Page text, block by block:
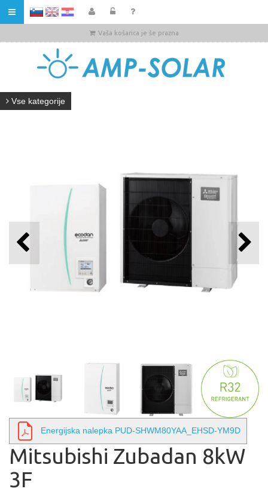
HR
Vaša košarica je še prazna
Vse kategorije
Energijska nalepka PUD-SHWM80YAA_EHSD-YM9D
Mitsubishi Zubadan 8kW
3F